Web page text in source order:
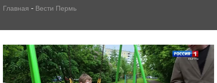
Главная - Вести Пермь